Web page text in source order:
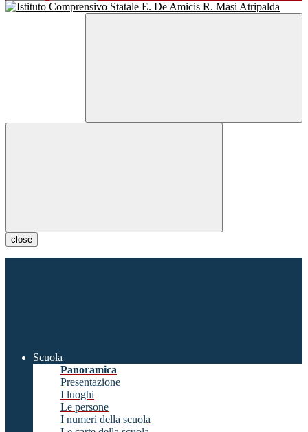
close
Scuola
Panoramica
Presentazione
I luoghi
Le persone
I numeri della scuola